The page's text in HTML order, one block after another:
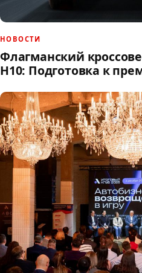
НОВОСТИ
Флагманский
H10: Подготовка к